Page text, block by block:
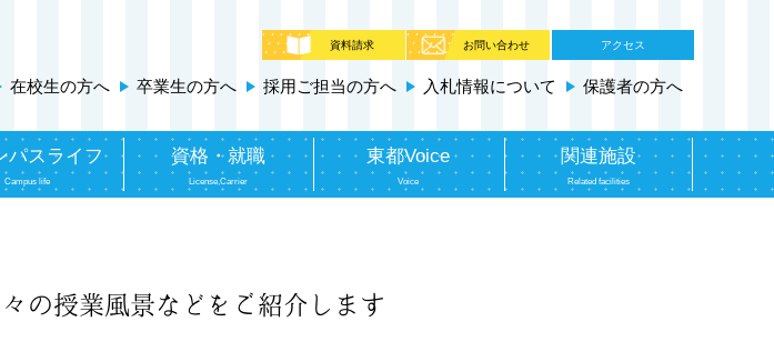
資料請求 お問い合わせ アクセス
在校生の方へ 卒業生の方へ 採用ご担当の方へ 入札情報について 保護者の方へ
パスライフ
Campus life
資格・就職
License,Carrier
東都Voice
Voice
関連施設
Related facilities
々の授業風景などをご紹介します